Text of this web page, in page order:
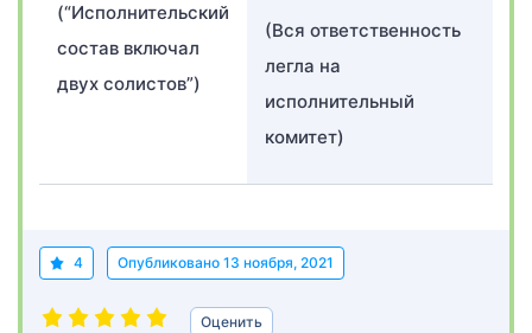
(“Исполнительский
состав включал
двух солистов”)
(Вся ответственность
легла на
исполнительный
комитет)
4 Опубликовано 13 ноября, 2021
Оценить